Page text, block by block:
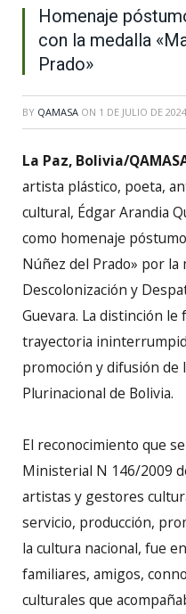
Homenaje
con la medalla
Prado»
BY QAMASA ON 1 DE JULIO DE 2024
La Paz, Bolivia/
artista plástico, poeta,
cultural, Édgar Arandia
como homenaje
Núñez del Prado» por
Descolonización y
Guevara. La distinción
trayectoria
promoción y difusión de
Plurinacional de Bolivia.
El reconocimiento que
Ministerial N 146/2009
artistas y gestores
servicio, producción,
la cultura nacional, fue
familiares, amigos,
culturales que